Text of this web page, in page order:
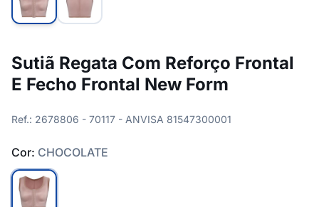
Sutiã Regata Com Reforço Frontal
E Fecho Frontal New Form
Ref.: 2678806 - 70117 - ANVISA 81547300001
Cor: CHOCOLATE